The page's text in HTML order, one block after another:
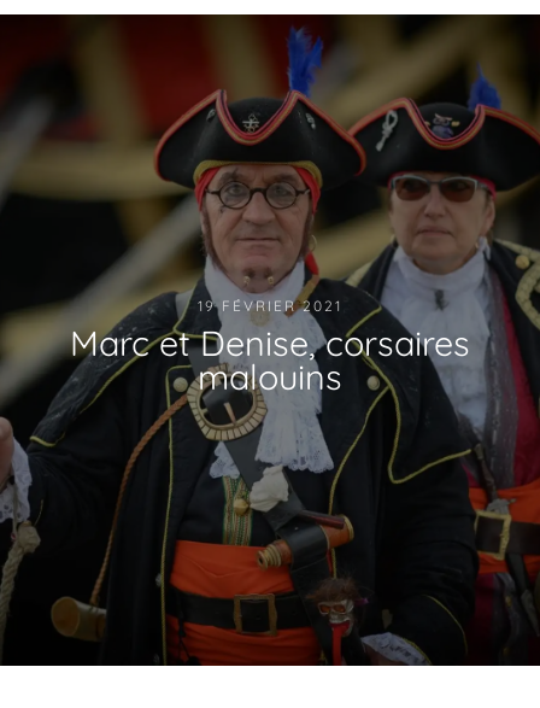
19 FÉVRIER 2021
Marc et Denise, corsaires
malouins